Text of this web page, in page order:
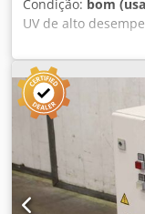
Condição: bom
UV de alto
de secador UV,
Hönle, sistema de
vernizes e
420 HPLK,
disponíveis -
mm -Peso: 16kg/peça